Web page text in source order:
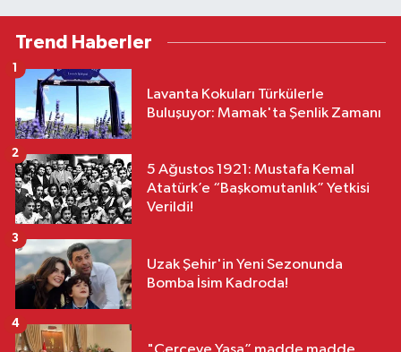
Trend Haberler
Lavanta Kokuları Türkülerle
Buluşuyor: Mamak'ta Şenlik Zamanı
1
5 Ağustos 1921: Mustafa Kemal
Atatürk’e “Başkomutanlık” Yetkisi
Verildi!
2
Uzak Şehir'in Yeni Sezonunda
Bomba İsim Kadroda!
3
4